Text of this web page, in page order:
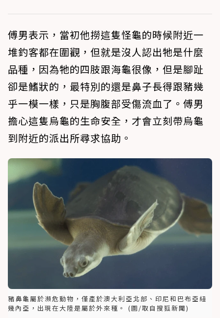
傅男表示，當初他撈這隻怪龜的時候附近一
堆釣客都在圍觀，但就是沒人認出牠是什麼
品種，因為牠的四肢跟海龜很像，但是腳趾
卻是鰭狀的，最特別的還是鼻子長得跟豬幾
乎一模一樣，只是胸腹部受傷流血了。傅男
擔心這隻烏龜的生命安全，才會立刻帶烏龜
到附近的派出所尋求協助。
豬鼻龜屬於瀕危動物，僅產於澳大利亞北部、印尼和巴布亞紐
幾內亞，出現在大陸是屬於外來種。 (圖/取自搜狐新聞)